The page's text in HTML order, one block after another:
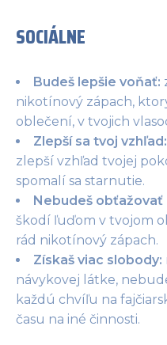
SOCIÁLNE
Budeš lepšie voňať:
nikotínový zápach,
oblečení, v tvojich
Zlepší sa tvoj vzhľad:
zlepší vzhľad tvojej
spomalí sa starnutie.
Nebudeš obťažovať
škodí ľuďom v tvojom
rád nikotínový zápach.
Získaš viac slobody:
návykovej látke,
každú chvíľu na
času na iné činnosti.